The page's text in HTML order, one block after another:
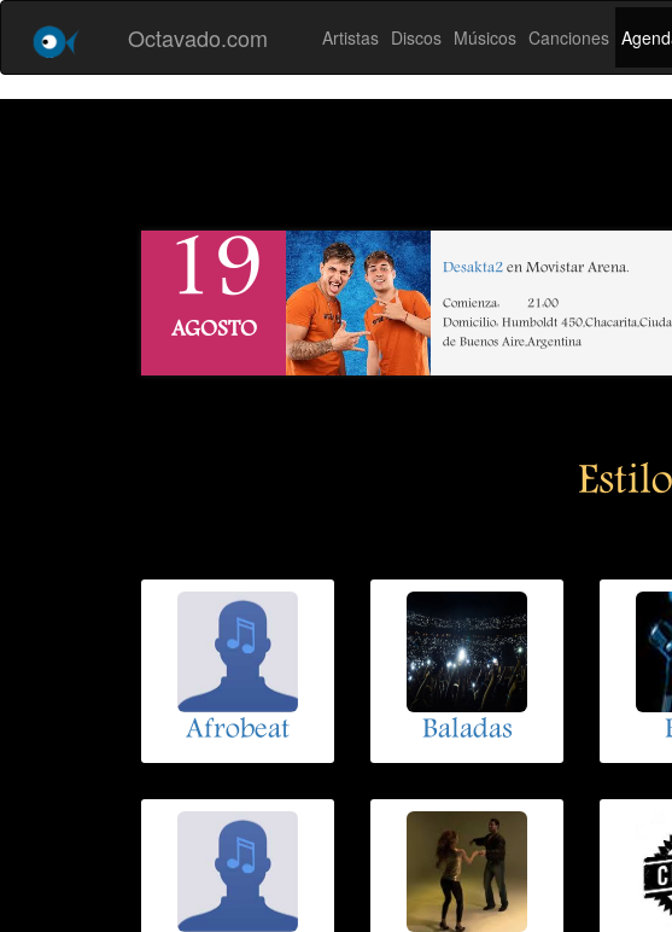
Octavado.com Artistas Discos Músicos Canciones
19
AGOSTO
Desakta2en Movistar Arena.
Comienza:
21:00
Domicilio: Humboldt
de Buenos Aire,Argentina
Afrobeat Baladas